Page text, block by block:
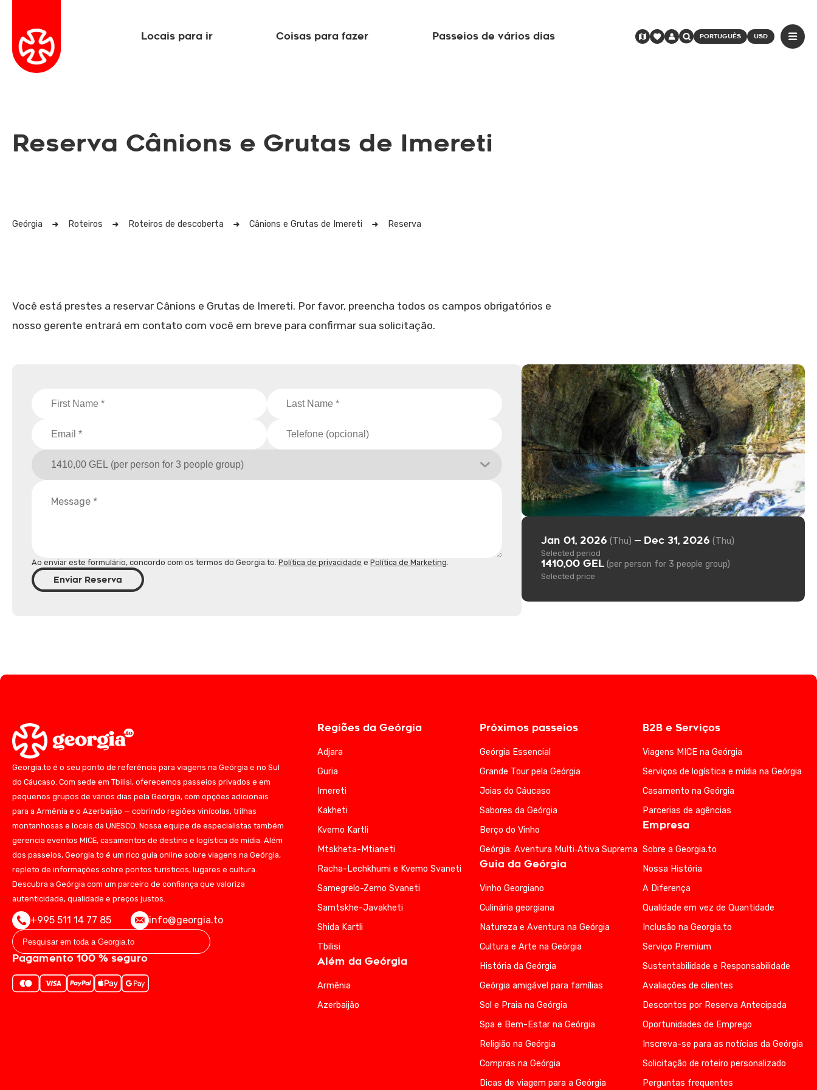
Locais para ir Coisas para fazer Passeios de vários dias PORTUGUÊS USD
Reserva Cânions e Grutas de Imereti
Geórgia Roteiros Roteiros de descoberta Cânions e Grutas de Imereti Reserva
Você está prestes a reservar Cânions e Grutas de Imereti. Por favor, preencha todos os campos obrigatórios e
nosso gerente entrará em contato com você em breve para confirmar sua solicitação.
Ao enviar este formulário, concordo com os termos do Georgia.to. Política de privacidade e Política de Marketing.
Enviar Reserva
Jan 01, 2026 (Thu) — Dec 31, 2026 (Thu)
Selected period
1410,00 GEL (per person for 3 people group)
Selected price
Georgia.to é o seu ponto de referência para viagens na Geórgia e no Sul
do Cáucaso. Com sede em Tbilisi, oferecemos passeios privados e em
pequenos grupos de vários dias pela Geórgia, com opções adicionais
para a Armênia e o Azerbaijão — cobrindo regiões vinícolas, trilhas
montanhosas e locais da UNESCO. Nossa equipe de especialistas também
gerencia eventos MICE, casamentos de destino e logística de mídia. Além
dos passeios, Georgia.to é um rico guia online sobre viagens na Geórgia,
repleto de informações sobre pontos turísticos, lugares e cultura.
Descubra a Geórgia com um parceiro de confiança que valoriza
autenticidade, qualidade e preços justos.
+995 511 14 77 85 info@georgia.to
Pagamento 100 % seguro
Regiões da Geórgia
Adjara
Guria
Imereti
Kakheti
Kvemo Kartli
Mtskheta-Mtianeti
Racha-Lechkhumi e Kvemo Svaneti
Samegrelo-Zemo Svaneti
Samtskhe-Javakheti
Shida Kartli
Tbilisi
Além da Geórgia
Armênia
Azerbaijão
Próximos passeios
Geórgia Essencial
Grande Tour pela Geórgia
Joias do Cáucaso
Sabores da Geórgia
Berço do Vinho
Geórgia: Aventura Multi‑Ativa Suprema
Guia da Geórgia
Vinho Georgiano
Culinária georgiana
Natureza e Aventura na Geórgia
Cultura e Arte na Geórgia
História da Geórgia
Geórgia amigável para famílias
Sol e Praia na Geórgia
Spa e Bem-Estar na Geórgia
Religião na Geórgia
Compras na Geórgia
Dicas de viagem para a Geórgia
B2B e Serviços
Viagens MICE na Geórgia
Serviços de logística e mídia na Geórgia
Casamento na Geórgia
Parcerias de agências
Empresa
Sobre a Georgia.to
Nossa História
A Diferença
Qualidade em vez de Quantidade
Inclusão na Georgia.to
Serviço Premium
Sustentabilidade e Responsabilidade
Avaliações de clientes
Descontos por Reserva Antecipada
Oportunidades de Emprego
Inscreva-se para as notícias da Geórgia
Solicitação de roteiro personalizado
Perguntas frequentes